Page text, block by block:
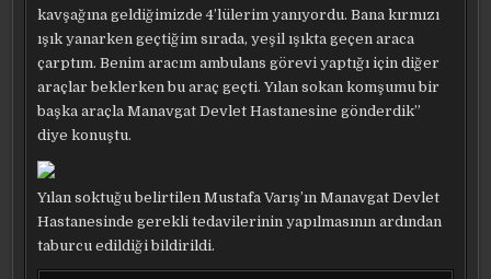
kavşağına geldiğimizde 4’lülerim yanıyordu. Bana kırmızı
ışık yanarken geçtiğim sırada, yeşil ışıkta geçen araca
çarptım. Benim aracım ambulans görevi yaptığı için diğer
araçlar beklerken bu araç geçti. Yılan sokan komşumu bir
başka araçla Manavgat Devlet Hastanesine gönderdik”
diye konuştu.
Yılan soktuğu belirtilen Mustafa Varış’ın Manavgat Devlet
Hastanesinde gerekli tedavilerinin yapılmasının ardından
taburcu edildiği bildirildi.